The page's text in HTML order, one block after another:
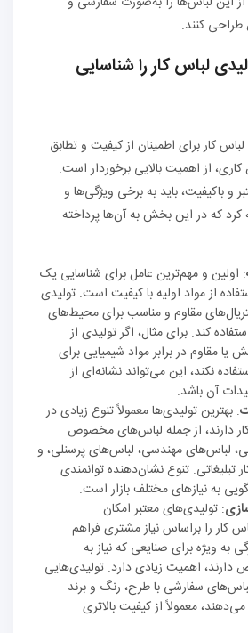
طراحی کنند.
لباس کار را شناسایی
کار برای اطمینان از کیفیت و تطابق
از اهمیت بالایی برخوردار است.
و باکیفیت، باید به برخی ویژگی‌ها و
که در این بخش به آن‌ها پرداخته
: اولین و مهم‌ترین عامل برای شناسایی یک
از مواد اولیه با کیفیت است. تولیدی
مقاوم و مناسب برای محیط‌های
کند. برای مثال، اگر تولیدی از
مقاوم در برابر مواد شیمیایی برای
نکند، این می‌تواند نشانه‌ای از
آن باشد.
: بهترین تولیدی‌ها معمولاً تنوع زیادی در
دارند، از جمله لباس‌های مخصوص
لباس‌های مهندسی، لباس‌های پرسنلی، و
تبلیغاتی. تنوع نشان‌دهنده توانمندی
به نیازهای مختلف بازار است.
: تولیدی‌های معتبر امکان
کار را براساس نیاز مشتری فراهم
به ویژه برای صنایعی که نیاز به
دارند، اهمیت زیادی دارد. تولیدی‌هایی
سفارشی با طرح، رنگ و برند
معمولاً از کیفیت بالاتری